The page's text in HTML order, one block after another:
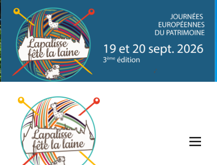
S
i
p
t
o
c
o